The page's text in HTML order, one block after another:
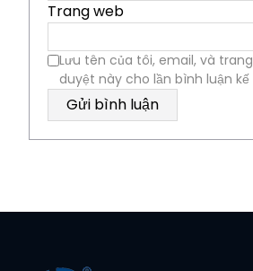
Trang web
Lưu tên của tôi, email, và
duyệt này cho lần bình luận